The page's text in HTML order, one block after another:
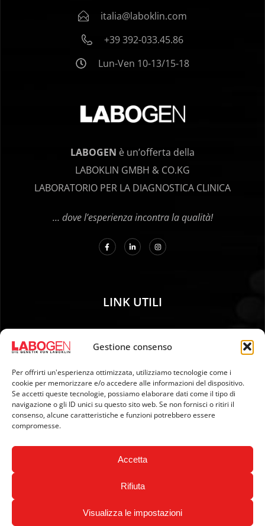
Gestione consenso
Per offrirti un'esperienza ottimizzata, utilizziamo tecnologie come i
cookie per memorizzare e/o accedere alle informazioni del dispositivo.
Se accetti queste tecnologie, possiamo elaborare dati come il tipo di
navigazione o gli ID unici su questo sito web. Se non fornisci o ritiri il
consenso, alcune caratteristiche e funzioni potrebbero essere
compromesse.
Accetta
Rifiuta
Visualizza le impostazioni
italia@laboklin.com
+39 392-033.45.86
Lun-Ven 10-13/15-18
LABOGEN è un’offerta della
LABOKLIN GMBH & CO.KG
LABORATORIO PER LA DIAGNOSTICA CLINICA
… dove l’esperienza incontra la qualità!
LINK UTILI
02. SPEDIZIONE E PAGAMENTO
04. Protezione dei dati
05. Condizioni generali di contratto
06. Politica di cancellazione e modulo di cancellazione
Copyright © 2024 LABOGEN by LABOKLIN. All Rights